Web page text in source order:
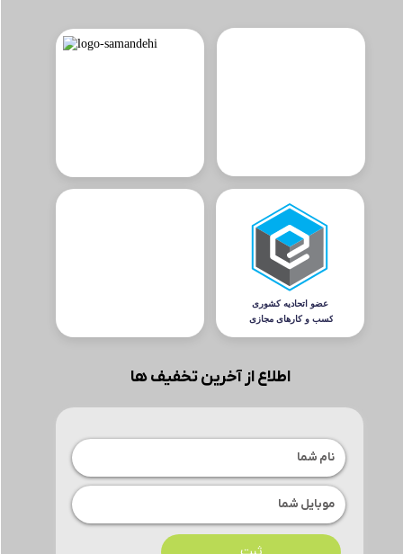
اطلاع از آخرین تخفیف ها